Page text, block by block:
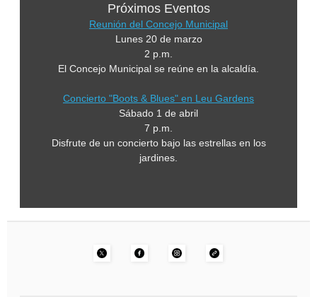
Próximos Eventos
Reunión del Concejo Municipal
Lunes 20 de marzo
2 p.m.
El Concejo Municipal se reúne en la alcaldía.
Concierto "Boots & Blues" en Leu Gardens
Sábado 1 de abril
7 p.m.
Disfrute de un concierto bajo las estrellas en los
jardines.